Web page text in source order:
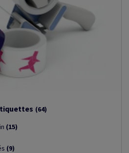
(64)
(15)
(9)